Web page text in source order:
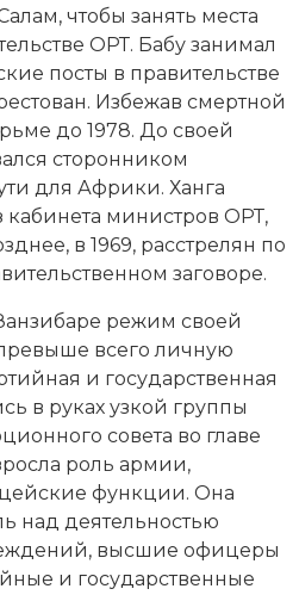
чтобы занять места
ОРТ. Бабу занимал
посты в правительстве
Избежав смертной
до 1978. До своей
сторонником
для Африки. Ханга
кабинета министров ОРТ,
в 1969, расстрелян по
заговоре.
режим своей
всего личную
и государственная
в руках узкой группы
совета во главе
роль армии,
функции. Она
над деятельностью
высшие офицеры
и государственные